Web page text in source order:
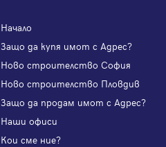
Начало
Защо да купя имот с Адрес?
Ново строителство София
Ново строителство Пловдив
Защо да продам имот с Адрес?
Наши офиси
Кои сме ние?